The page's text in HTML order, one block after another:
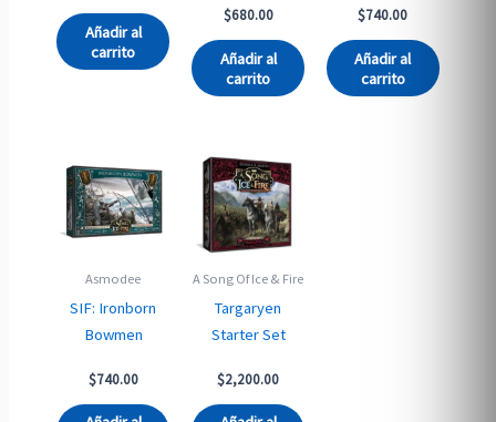
Añadir al
carrito
$680.00
Añadir al
carrito
$740.00
Añadir al
carrito
Asmodee
SIF: Ironborn
Bowmen
$740.00
A Song Of Ice & Fire
Targaryen
Starter Set
$2,200.00